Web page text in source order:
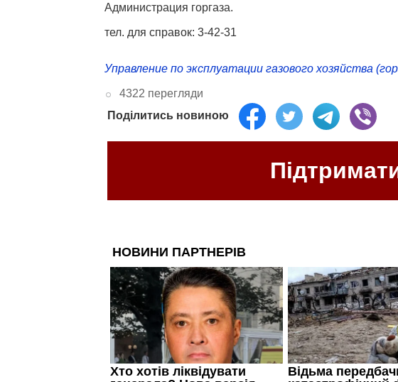
Администрация горгаза.
тел. для справок: 3-42-31
Управление по эксплуатации газового хозяйства
4322 перегляди
Поділитись новиною